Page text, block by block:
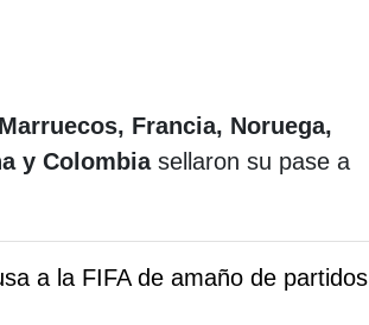
Marruecos, Francia, Noruega,
y Colombiasellaron su pase a
a la FIFA de amaño de partidos